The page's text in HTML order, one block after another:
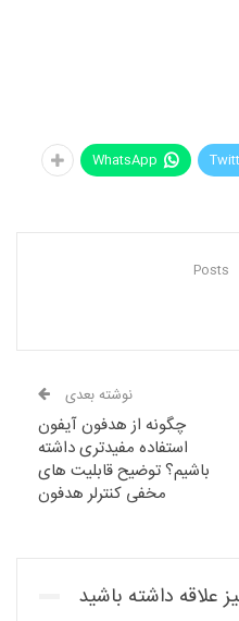
WhatsApp
نوشته بعدی
چگونه از هدفون آیفون
استفاده مفیدتری داشته
باشیم؟ توضیح قابلیت های
مخفی کنترلر هدفون
داشته باشید